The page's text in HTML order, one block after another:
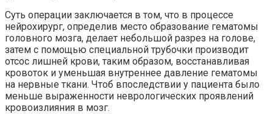
Суть операции заключается в том, что в процессе
нейрохирург, определив место образование гематомы
головного мозга, делает небольшой разрез на голове,
затем с помощью специальной трубочки производит
отсос лишней крови, таким образом, восстанавливая
кровоток и уменьшая внутреннее давление гематомы
на нервные ткани. Чтоб впоследствии у пациента было
меньше выраженности неврологических проявлений
кровоизлияния в мозг.